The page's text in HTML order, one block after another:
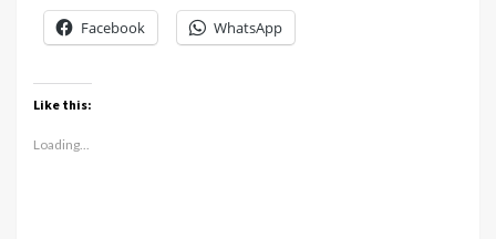
Facebook WhatsApp
Like this:
Loading...